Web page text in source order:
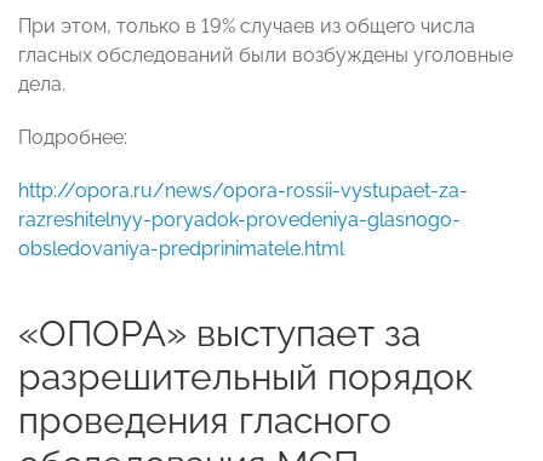
При этом, только в 19% случаев из общего числа
гласных обследований были возбуждены уголовные
дела.
Подробнее:
http://opora.ru/news/opora-rossii-vystupaet-za-
razreshitelnyy-poryadok-provedeniya-glasnogo-
obsledovaniya-predprinimatele.html
«ОПОРА» выступает за
разрешительный порядок
проведения гласного